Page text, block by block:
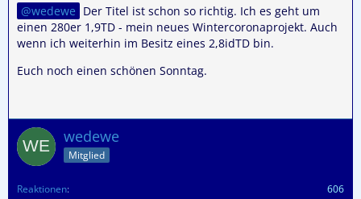
wedewe Der Titel ist schon so richtig. Ich es geht um
einen 280er 1,9TD - mein neues Wintercoronaprojekt. Auch
wenn ich weiterhin im Besitz eines 2,8idTD bin.
Euch noch einen schönen Sonntag.
wedewe
Mitglied
Reaktionen 606